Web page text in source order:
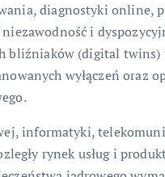
diagnostyki online,
i
bliźniaków (digital
wyłączeń oraz
informatyki,
rynek usług i